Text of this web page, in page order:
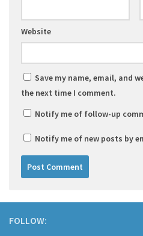
Website
Save my name, email, and
the next time I comment.
Notify me of follow-up
Notify me of new posts by
FOLLOW: